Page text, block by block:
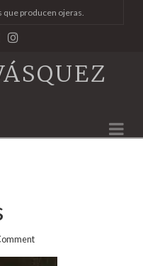
que producen ojeras.